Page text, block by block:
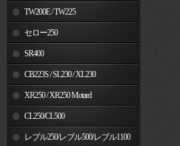
TW200E / TW225
セロー250
SR400
CB223S / SL230 / XL230
XR250 / XR250 Motard
CL250/CL500
レブル250/レブル500/レブル1100